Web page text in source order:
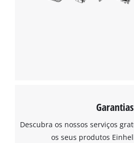
to the list of
Garantias
Descubra os nossos serviços
os seus produtos